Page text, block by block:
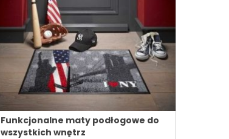
Funkcjonalne maty podłogowe do
wszystkich wnętrz